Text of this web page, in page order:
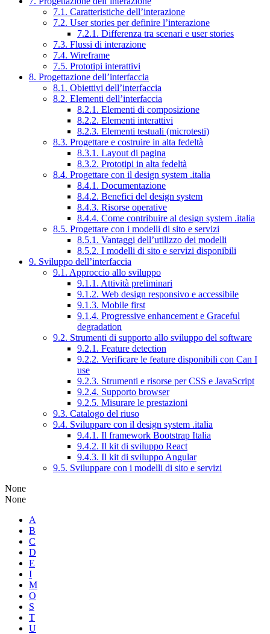
7.1. Caratteristiche dell’interazione
7.2. User stories per definire l’interazione
7.2.1. Differenza tra scenari e user stories
7.3. Flussi di interazione
7.4. Wireframe
7.5. Prototipi interattivi
8. Progettazione dell’interfaccia
8.1. Obiettivi dell’interfaccia
8.2. Elementi dell’interfaccia
8.2.1. Elementi di composizione
8.2.2. Elementi interattivi
8.2.3. Elementi testuali (microtesti)
8.3. Progettare e costruire in alta fedeltà
8.3.1. Layout di pagina
8.3.2. Prototipi in alta fedeltà
8.4. Progettare con il design system .italia
8.4.1. Documentazione
8.4.2. Benefici del design system
8.4.3. Risorse operative
8.4.4. Come contribuire al design system .italia
8.5. Progettare con i modelli di sito e servizi
8.5.1. Vantaggi dell’utilizzo dei modelli
8.5.2. I modelli di sito e servizi disponibili
9. Sviluppo dell’interfaccia
9.1. Approccio allo sviluppo
9.1.1. Attività preliminari
9.1.2. Web design responsivo e accessibile
9.1.3. Mobile first
9.1.4. Progressive enhancement e Graceful
degradation
9.2. Strumenti di supporto allo sviluppo del software
9.2.1. Feature detection
9.2.2. Verificare le feature disponibili con Can I
use
9.2.3. Strumenti e risorse per CSS e JavaScript
9.2.4. Supporto browser
9.2.5. Misurare le prestazioni
9.3. Catalogo del riuso
9.4. Sviluppare con il design system .italia
9.4.1. Il framework Bootstrap Italia
9.4.2. Il kit di sviluppo React
9.4.3. Il kit di sviluppo Angular
9.5. Sviluppare con i modelli di sito e servizi
None
None
A
B
C
D
E
I
M
O
S
T
U